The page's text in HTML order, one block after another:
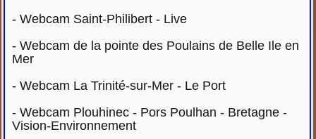
-Webcam Saint-Philibert - Live
-Webcam de la pointe des Poulains de Belle Ile en
Mer
-Webcam La Trinité-sur-Mer - Le Port
-Webcam Plouhinec - Pors Poulhan - Bretagne -
Vision-Environnement